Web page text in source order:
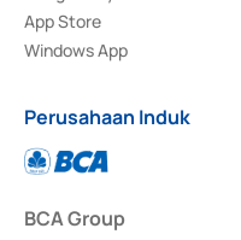
App Store
Windows App
Perusahaan Induk
BCA Group